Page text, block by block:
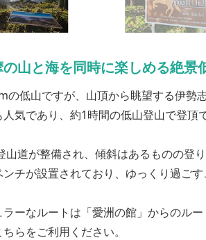
山と海を同時に楽しめる絶景
の低山ですが、山頂から眺望する伊勢
気であり、約1時間の低山登山で登頂
山道が整備され、傾斜はあるものの登
ンチが設置されており、ゆっくり過ご
ーなルートは「愛洲の館」からのル
らをご利用ください。